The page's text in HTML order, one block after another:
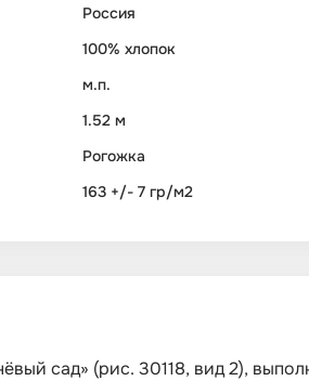
Россия
100% хлопок
м.п.
1.52 м
Рогожка
163 +/- 7 гр/м2
сад» (рис. 30118, вид 2),